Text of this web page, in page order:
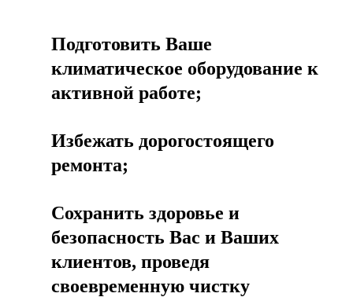
Подготовить Ваше
климатическое оборудование к
активной работе;
Избежать дорогостоящего
ремонта;
Сохранить здоровье и
безопасность Вас и Ваших
клиентов, проведя
своевременную чистку